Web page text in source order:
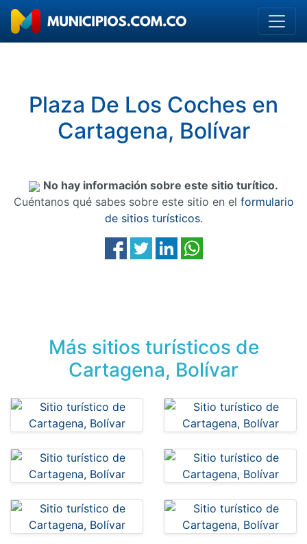
Plaza De Los Coches en
Cartagena, Bolívar
No hay información sobre este sitio turítico.
Cuéntanos qué sabes sobre este sitio en el formulario
de sitios turísticos.
Más sitios turísticos de
Cartagena, Bolívar